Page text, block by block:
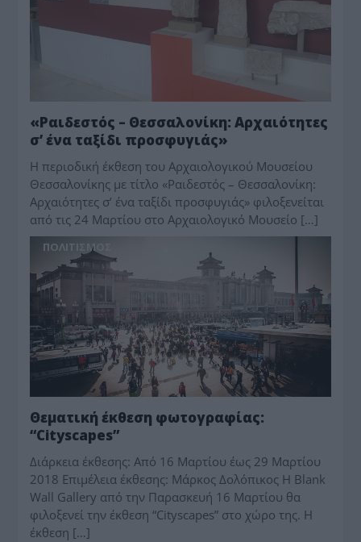
«Ραιδεστός – Θεσσαλονίκη: Αρχαιότητες
σ’ ένα ταξίδι προσφυγιάς»
Η περιοδική έκθεση του Αρχαιολογικού Μουσείου
Θεσσαλονίκης με τίτλο «Ραιδεστός – Θεσσαλονίκη:
Αρχαιότητες σ’ ένα ταξίδι προσφυγιάς» φιλοξενείται
από τις 24 Μαρτίου στο Αρχαιολογικό Μουσείο […]
ΠΟΛΙΤΙΣΜΟΣ
Θεματική έκθεση φωτογραφίας:
“Cityscapes”
Διάρκεια έκθεσης: Από 16 Μαρτίου έως 29 Μαρτίου
2018 Επιμέλεια έκθεσης: Μάρκος Δολόπικος Η Blank
Wall Gallery από την Παρασκευή 16 Μαρτίου θα
φιλοξενεί την έκθεση “Cityscapes” στο χώρο της. Η
έκθεση […]